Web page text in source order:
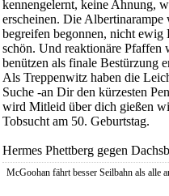
kennengelernt, keine Ahnung,
erscheinen. Die
begreifen begonnen, nicht ewig
schön. Und reaktionäre Pfaffen
benützen als finale Bestürzung
Als Treppenwitz haben die
Suche -an Dir den kürzesten
wird Mitleid über dich gießen
Tobsucht am 50. Geburtstag.
Hermes Phettberg gegen
McGoohan fährt besser Seilbahn als alle